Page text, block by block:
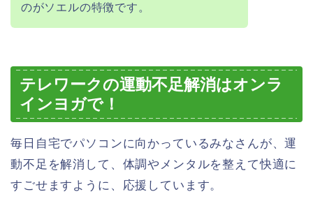
のがソエルの特徴です。
テレワークの運動不足解消はオンラ
インヨガで！
毎日自宅でパソコンに向かっているみなさんが、運
動不足を解消して、体調やメンタルを整えて快適に
すごせますように、応援しています。